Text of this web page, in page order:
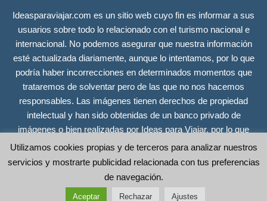
Ideasparaviajar.com es un sitio web cuyo fin es informar a sus
usuarios sobre todo lo relacionado con el turismo nacional e
internacional. No podemos asegurar que nuestra información
esté actualizada diariamente, aunque lo intentamos, por lo que
podría haber incorrecciones en determinados momentos que
trataremos de solventar pero de las que no nos hacemos
responsables. Las imágenes tienen derechos de propiedad
intelectual y han sido obtenidas de un banco privado de
imágenes o bien realizadas por Ideas para Viajar, por lo que
tienen todos los derechos reservados. Se incluyen únicamente
a efectos ilustrativos y no guardan relación alguna con las
empresas, organismos o instituciones sobre los que ofrecemos
información. Copyright © 2021 Ideas para Viajar. Todos los
Utilizamos cookies propias y de terceros para analizar nuestros
servicios y mostrarte publicidad relacionada con tus preferencias
de navegación.
Aceptar Rechazar Ajustes